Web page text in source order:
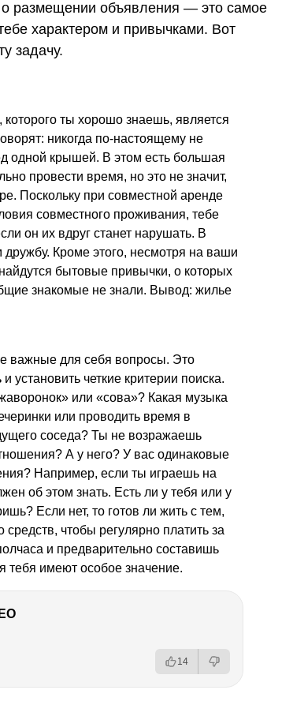
о размещении объявления — это самое
характером и привычками. Вот
задачу.
ты хорошо знаешь, является
никогда по-настоящему не
одной крышей. В этом есть большая
провести время, но это не значит,
Поскольку при совместной аренде
совместного проживания, тебе
он их вдруг станет нарушать. В
Кроме этого, несмотря на ваши
бытовые привычки, о которых
знакомые не знали. Вывод: жилье
важные для себя вопросы. Это
установить четкие критерии поиска.
или «сова»? Какая музыка
или проводить время в
соседа? Ты не возражаешь
А у него? У вас одинаковые
Например, если ты играешь на
об этом знать. Есть ли у тебя или у
Если нет, то готов ли жить с тем,
чтобы регулярно платить за
и предварительно составишь
тебя имеют особое значение.
14